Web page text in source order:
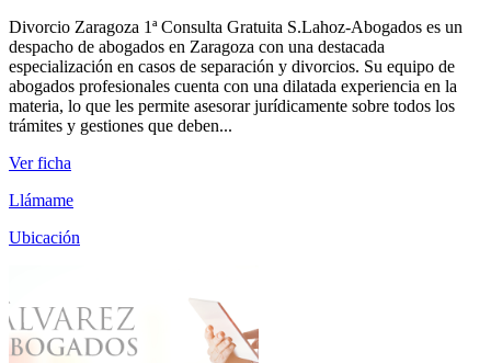
Divorcio Zaragoza 1ª Consulta Gratuita S.Lahoz-Abogados es un
despacho de abogados en Zaragoza con una destacada
especialización en casos de separación y divorcios. Su equipo de
abogados profesionales cuenta con una dilatada experiencia en la
materia, lo que les permite asesorar jurídicamente sobre todos los
trámites y gestiones que deben...
Ver ficha
Llámame
Ubicación